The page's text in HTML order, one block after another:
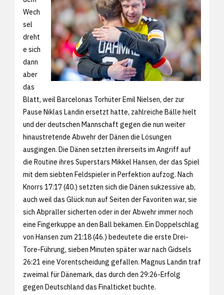
Wech
sel
dreht
e sich
dann
aber
das
Blatt, weil Barcelonas Torhüter Emil Nielsen, der zur
Pause Niklas Landin ersetzt hatte, zahlreiche Bälle hielt
und der deutschen Mannschaft gegen die nun weiter
hinaustretende Abwehr der Dänen die Lösungen
ausgingen. Die Dänen setzten ihrerseits im Angriff auf
die Routine ihres Superstars Mikkel Hansen, der das Spiel
mit dem siebten Feldspieler in Perfektion aufzog. Nach
Knorrs 17:17 (40.) setzten sich die Dänen sukzessive ab,
auch weil das Glück nun auf Seiten der Favoriten war, sie
sich Abpraller sicherten oder in der Abwehr immer noch
eine Fingerkuppe an den Ball bekamen. Ein Doppelschlag
von Hansen zum 21:18 (46.) bedeutete die erste Drei-
Tore-Führung, sieben Minuten später war nach Gidsels
26:21 eine Vorentscheidung gefallen. Magnus Landin traf
zweimal für Dänemark, das durch den 29:26-Erfolg
gegen Deutschland das Finalticket buchte.